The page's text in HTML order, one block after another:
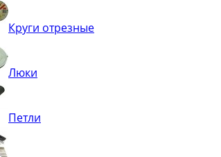
Круги отрезные
Люки
Петли